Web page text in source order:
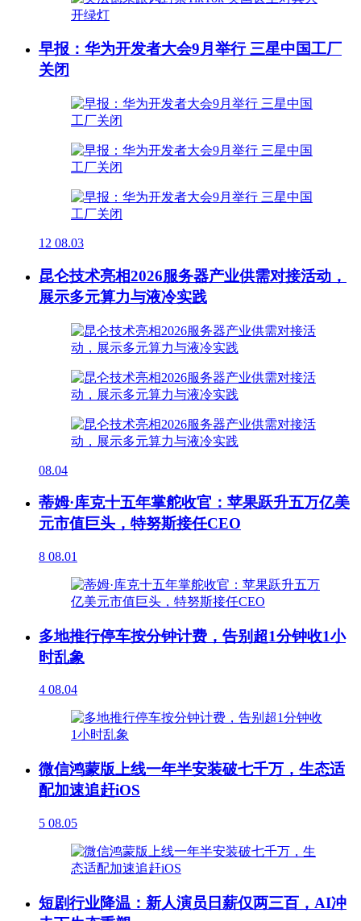
早报：华为开发者大会9月举行 三星中国工厂
关闭
12 08.03
昆仑技术亮相2026服务器产业供需对接活动，
展示多元算力与液冷实践
08.04
蒂姆·库克十五年掌舵收官：苹果跃升五万亿美
元市值巨头，特努斯接任CEO
8 08.01
多地推行停车按分钟计费，告别超1分钟收1小
时乱象
4 08.04
微信鸿蒙版上线一年半安装破七千万，生态适
配加速追赶iOS
5 08.05
短剧行业降温：新人演员日薪仅两三百，AI冲